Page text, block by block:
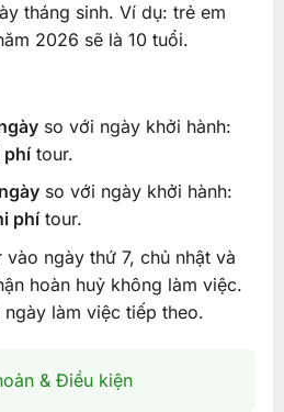
tháng sinh. Ví dụ: trẻ em
2026 sẽ là 10 tuổi.
so với ngày khởi hành:
phítour.
so với ngày khởi hành:
phítour.
ngày thứ 7, chủ nhật và
hoàn huỷ không làm việc.
làm việc tiếp theo.
& Điều kiện